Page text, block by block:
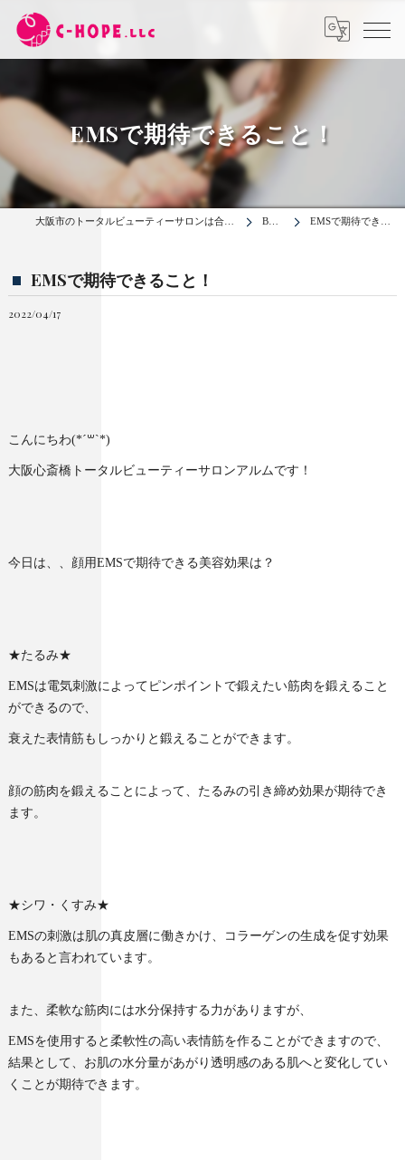
EMSで期待できること！
大阪市のトータルビューティーサロンは合同会社C-HOPE BLOG EMSで期待できること！
EMSで期待できること！
2022/04/17
こんにちわ(*´꒳`*)
大阪心斎橋トータルビューティーサロンアルムです！
今日は、、顔用EMSで期待できる美容効果は？
★たるみ★
EMSは電気刺激によってピンポイントで鍛えたい筋肉を鍛えること
ができるので、
衰えた表情筋もしっかりと鍛えることができます。
顔の筋肉を鍛えることによって、たるみの引き締め効果が期待でき
ます。
★シワ・くすみ★
EMSの刺激は肌の真皮層に働きかけ、コラーゲンの生成を促す効果
もあると言われています。
また、柔軟な筋肉には水分保持する力がありますが、
EMSを使用すると柔軟性の高い表情筋を作ることができますので、
結果として、お肌の水分量があがり透明感のある肌へと変化してい
くことが期待できます。